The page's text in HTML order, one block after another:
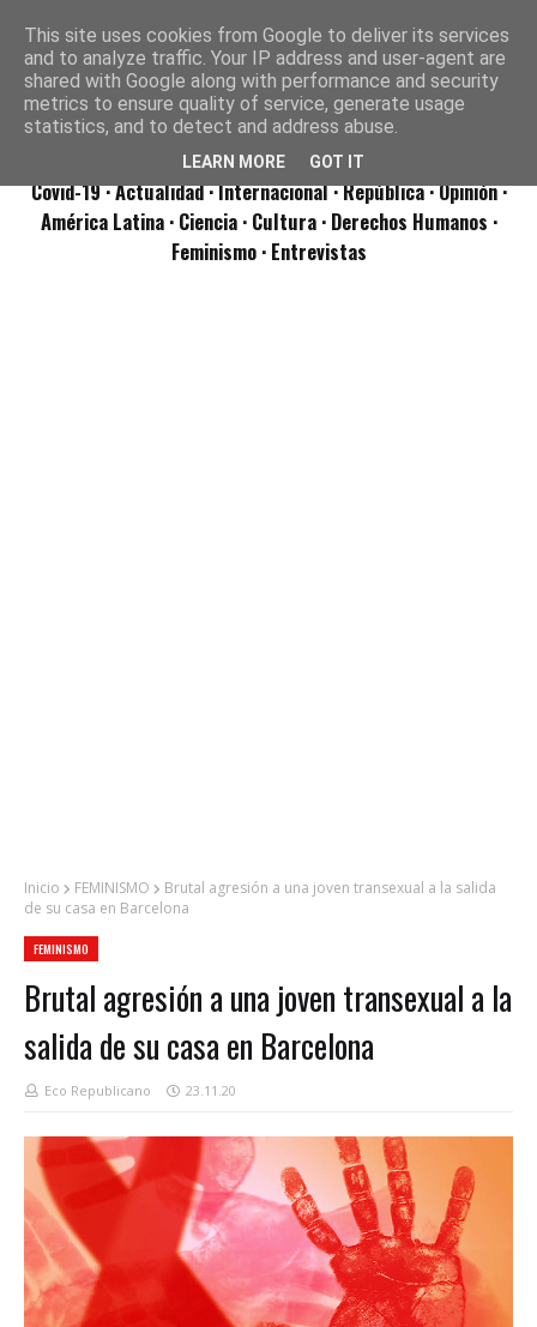
Covid-19· Actualidad· Internacional· República· Opinión·
América Latina · Ciencia · Cultura · Derechos Humanos ·
Feminismo · Entrevistas
Inicio FEMINISMO
Brutal agresión a una joven transexual a la salida
de su casa en Barcelona
FEMINISMO
Brutal agresión a una joven transexual a la
salida de su casa en Barcelona
Eco Republicano 23.11.20
This site uses cookies from Google to deliver its services
and to analyze traffic. Your IP address and user-agent are
shared with Google along with performance and security
metrics to ensure quality of service, generate usage
statistics, and to detect and address abuse.
LEARN MORE GOT IT